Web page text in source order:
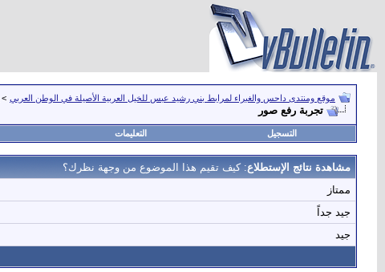
موقع ومنتدى داحس والغبراء لمرابط بني رشيد عبس للخيل العربية الأصيلة في الوطن العربي >
تجربة رفع صور
التسجيل التعليمات
مشاهدة نتائج الإستطلاع: كيف تقيم هذا الموضوع من وجهة نظرك؟
ممتاز
جيد جداً
جيد